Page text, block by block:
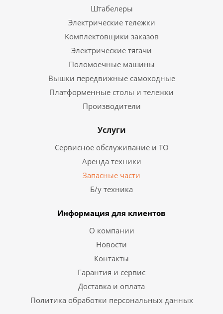
Штабелеры
Электрические тележки
Комплектовщики заказов
Электрические тягачи
Поломоечные машины
Вышки передвижные самоходные
Платформенные столы и тележки
Производители
Услуги
Сервисное обслуживание и ТО
Аренда техники
Запасные части
Б/у техника
Информация для клиентов
О компании
Новости
Контакты
Гарантия и сервис
Доставка и оплата
Политика обработки персональных данных